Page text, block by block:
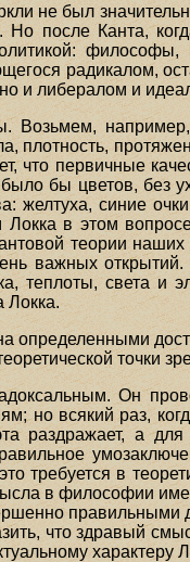
не был
после Канта,
радикалом,
и либералом и
Возьмем,
плотность,
что первичные
бы цветов, без
желтуха, синие
в этом
теории
важных
теплоты, света и
Локка.
определенными
точки
Он
но всякий раз,
раздражает, а
требуется в
в философии
правильными
что здравый
характеру